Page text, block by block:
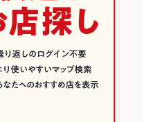
ご注文の場合のみご対応が可能で
酒充実、ワイン充実